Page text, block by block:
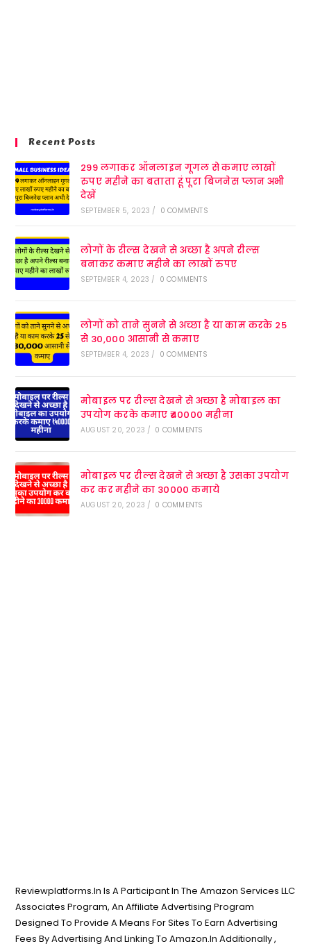
Recent Posts
299 लगाकर ऑनलाइन गूगल से कमाए लाखों
रुपए महीने का बताता हूं पूरा बिजनेस प्लान अभी
देखें
SEPTEMBER 5, 2023 / 0 COMMENTS
लोगों के रील्स देखने से अच्छा है अपने रील्स
बनाकर कमाए महीने का लाखों रुपए
SEPTEMBER 4, 2023 / 0 COMMENTS
लोगों को ताने सुनने से अच्छा है या काम करके 25
से 30,000 आसानी से कमाए
SEPTEMBER 4, 2023 / 0 COMMENTS
मोबाइल पर रील्स देखने से अच्छा है मोबाइल का
उपयोग करके कमाए ₹40000 महीना
AUGUST 20, 2023 / 0 COMMENTS
मोबाइल पर रील्स देखने से अच्छा है उसका उपयोग
कर कर महीने का 30000 कमाये
AUGUST 20, 2023 / 0 COMMENTS
Reviewplatforms.In Is A Participant In The Amazon Services LLC
Associates Program, An Affiliate Advertising Program
Designed To Provide A Means For Sites To Earn Advertising
Fees By Advertising And Linking To Amazon.In Additionally ,